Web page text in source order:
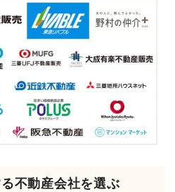
不動産会社を選ぶ